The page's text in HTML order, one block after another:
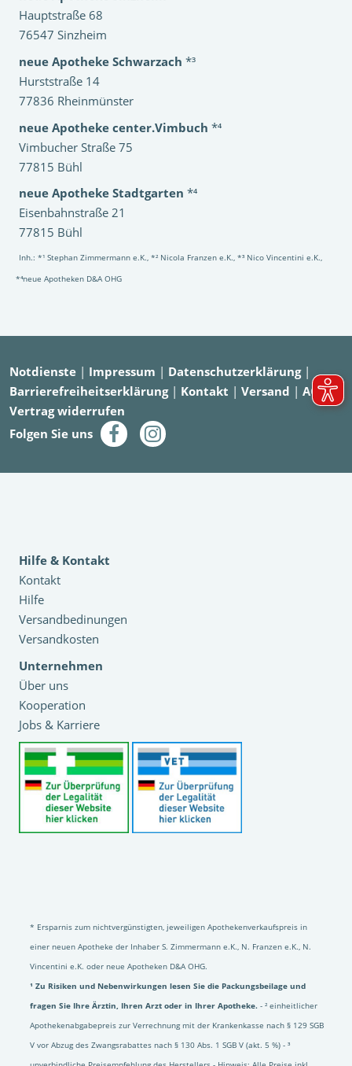
Hauptstraße 68
76547 Sinzheim
neue Apotheke Schwarzach *³
Hurststraße 14
77836 Rheinmünster
neue Apotheke center.Vimbuch *⁴
Vimbucher Straße 75
77815 Bühl
neue Apotheke Stadtgarten *⁴
Eisenbahnstraße 21
77815 Bühl
Inh.: *¹ Stephan Zimmermann e.K., *² Nicola Franzen e.K., *³ Nico Vincentini e.K.,
*⁴neue Apotheken D&A OHG
Notdienste | Impressum | Datenschutzerklärung|
Barrierefreiheitserklärung| Kontakt | Versand | AGB|
Vertrag widerrufen
Folgen Sie uns
Hilfe & Kontakt
Kontakt
Hilfe
Versandbedinungen
Versandkosten
Unternehmen
Über uns
Kooperation
Jobs & Karriere
* Ersparnis zum nichtvergünstigten, jeweiligen Apothekenverkaufspreis in
einer neuen Apotheke der Inhaber S. Zimmermann e.K., N. Franzen e.K., N.
Vincentini e.K. oder neue Apotheken D&A OHG.
¹ Zu Risiken und Nebenwirkungen lesen Sie die Packungsbeilage und
fragen Sie Ihre Ärztin, Ihren Arzt oder in Ihrer Apotheke. - ² einheitlicher
Apothekenabgabepreis zur Verrechnung mit der Krankenkasse nach § 129 SGB
V vor Abzug des Zwangsrabattes nach § 130 Abs. 1 SGB V (akt. 5 %) - ³